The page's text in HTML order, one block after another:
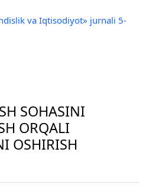
va Iqtisodiyot» jurnali 5-
SOHASINI
ORQALI
OSHIRISH